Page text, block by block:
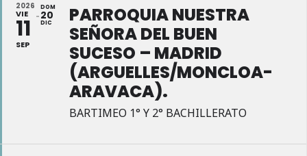
2026
VIE
11
SEP
DOM
20
DIC
PARROQUIA NUESTRA
SEÑORA DEL BUEN
SUCESO – MADRID
(ARGUELLES/MONCLOA-
ARAVACA).
BARTIMEO 1° Y 2° BACHILLERATO